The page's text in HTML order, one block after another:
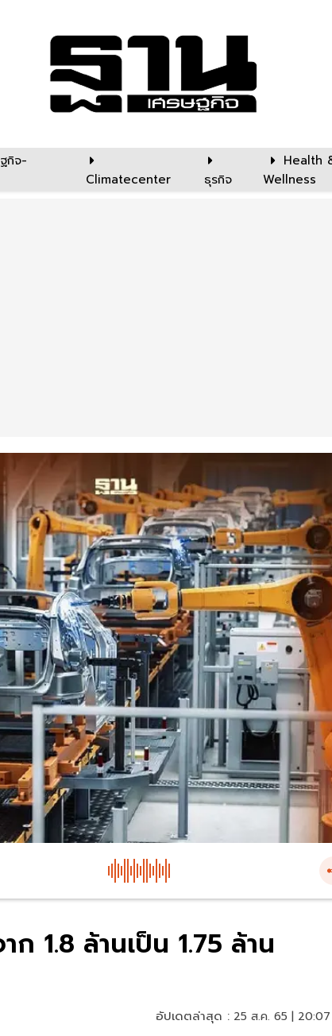
กิจ-
Climatecenter ธุรกิจ
Health
Wellness
1.8 ล้านเป็น 1.75 ล้าน
อัปเดตล่าสุด : 25 ส.ค. 65 |